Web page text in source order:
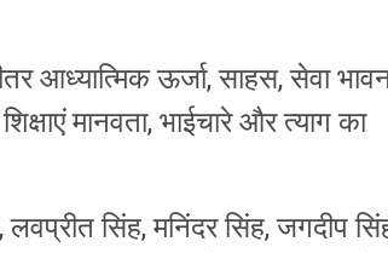
आध्यात्मिक ऊर्जा, साहस, सेवा
मानवता, भाईचारे और त्याग का
सिंह, मनिंदर सिंह, जगदीप